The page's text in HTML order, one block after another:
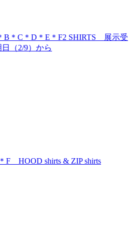
B＊C＊D＊E＊F2 SHIRTS 展示受
（2/9）から
F HOOD shirts & ZIP shirts